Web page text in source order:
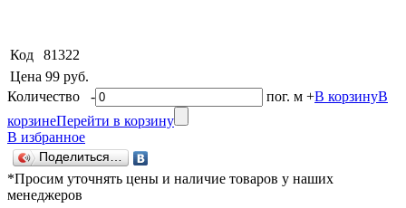
Код
81322
Цена 99 руб.
Количество - пог. м +В корзинуВ
корзинеПерейти в корзину
В избранное
Поделиться…
*Просим уточнять цены и наличие товаров у наших
менеджеров